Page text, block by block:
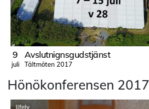
9
juli
Avslutnignsgudstjänst
Tältmöten 2017
Hönökonferensen 2017